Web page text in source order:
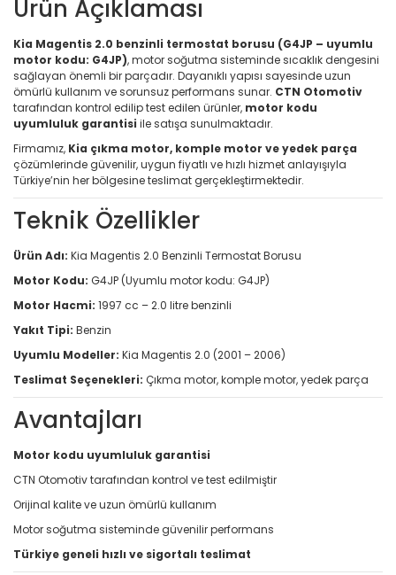
Ürün Açıklaması
Kia Magentis 2.0 benzinli termostat borusu (G4JP – uyumlu
motor kodu: G4JP), motor soğutma sisteminde sıcaklık dengesini
sağlayan önemli bir parçadır. Dayanıklı yapısı sayesinde uzun
ömürlü kullanım ve sorunsuz performans sunar. CTN Otomotiv
tarafından kontrol edilip test edilen ürünler, motor kodu
uyumluluk garantisi ile satışa sunulmaktadır.
Firmamız, Kia çıkma motor, komple motor ve yedek parça
çözümlerinde güvenilir, uygun fiyatlı ve hızlı hizmet anlayışıyla
Türkiye’nin her bölgesine teslimat gerçekleştirmektedir.
Teknik Özellikler
Ürün Adı: Kia Magentis 2.0 Benzinli Termostat Borusu
Motor Kodu: G4JP (Uyumlu motor kodu: G4JP)
Motor Hacmi: 1997 cc – 2.0 litre benzinli
Yakıt Tipi: Benzin
Uyumlu Modeller: Kia Magentis 2.0 (2001 – 2006)
Teslimat Seçenekleri: Çıkma motor, komple motor, yedek parça
Avantajları
Motor kodu uyumluluk garantisi
CTN Otomotiv tarafından kontrol ve test edilmiştir
Orijinal kalite ve uzun ömürlü kullanım
Motor soğutma sisteminde güvenilir performans
Türkiye geneli hızlı ve sigortalı teslimat